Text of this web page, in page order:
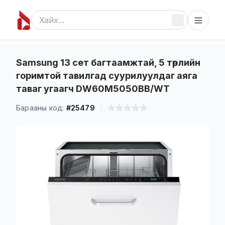
Samsung 13 сет багтаамжтай, 5 төрлийн
горимтой тавилгад суурилуулдаг аяга
таваг угаагч DW60M5050BB/WT
Барааны код: #25479